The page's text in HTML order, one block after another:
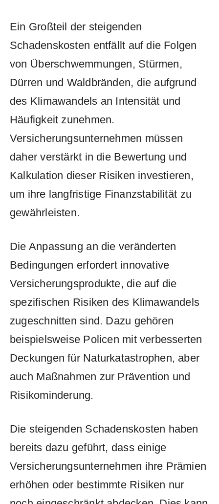
Ein Großteil der steigenden
Schadenskosten⁣ entfällt auf die Folgen
von⁢ Überschwemmungen, Stürmen,
Dürren ⁤und ‍Waldbränden, die aufgrund
‍des Klimawandels an Intensität und
Häufigkeit zunehmen.
‌Versicherungsunternehmen ⁤müssen
daher verstärkt in ‌die ⁢Bewertung und
Kalkulation dieser ⁣Risiken investieren,
um ihre‌ langfristige Finanzstabilität ⁣zu
‍gewährleisten.
Die Anpassung ⁤an die veränderten
Bedingungen ⁢erfordert innovative
Versicherungsprodukte, die auf die
spezifischen Risiken des Klimawandels
‍zugeschnitten sind. Dazu gehören ​
beispielsweise Policen mit verbesserten
Deckungen für Naturkatastrophen, aber
auch⁢ Maßnahmen zur Prävention und
Risikominderung.
Die steigenden Schadenskosten ‍haben‌
bereits dazu ​geführt, dass einige
Versicherungsunternehmen ihre Prämien
‍erhöhen oder bestimmte Risiken nur